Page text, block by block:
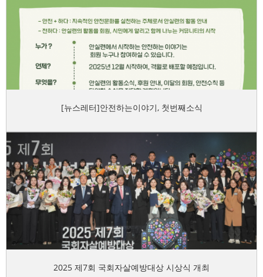
[뉴스레터]안전하는이야기, 첫번째소식
2025 제7회 국회자살예방대상 시상식 개최